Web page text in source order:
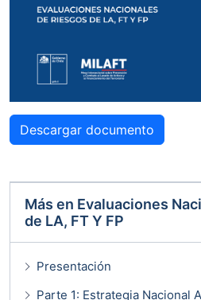
Descargar documento
Más en Evaluaciones
de LA, FT Y FP
Presentación
Parte 1: Estrategia Nacional